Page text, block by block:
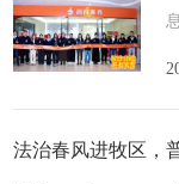
法治春风进牧区，